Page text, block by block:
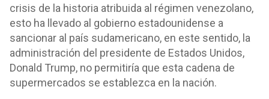
crisis de la historia atribuida al régimen venezolano,
esto ha llevado al gobierno estadounidense a
sancionar al país sudamericano, en este sentido, la
administración del presidente de Estados Unidos,
Donald Trump, no permitiría que esta cadena de
supermercados se establezca en la nación.